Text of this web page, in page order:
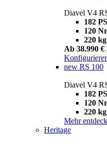
Diavel V4
182 PS
120
220 kg
Ab 38.990 €
new RS 100
Diavel V4
182 PS
120
220 kg
Mehr
Heritage